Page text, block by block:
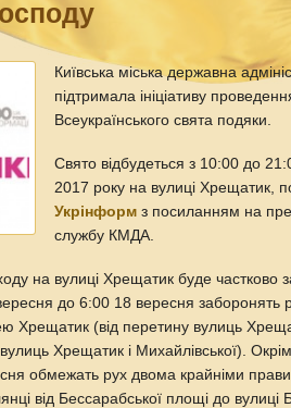
Київська міська державна
підтримала ініціативу
Всеукраїнського свята подяки.
Свято відбудеться з 10:00 до
2017 року на вулиці Хрещатик,
Укрінформ з посиланням на
службу КМДА.
на вулиці Хрещатик буде частково
до 6:00 18 вересня заборонять
Хрещатик (від перетину вулиць
Хрещатик і Михайлівської).
обмежать рух двома крайніми
від Бессарабської площі до вулиці